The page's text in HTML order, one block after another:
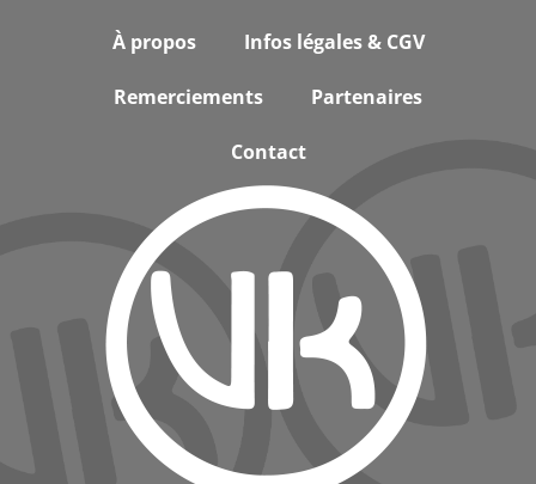
À propos Infos légales & CGV
Remerciements Partenaires
Contact